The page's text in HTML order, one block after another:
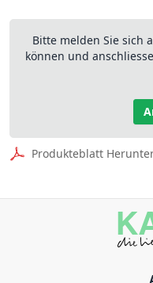
Bitte melden Sie sich
können und
Produkteblatt